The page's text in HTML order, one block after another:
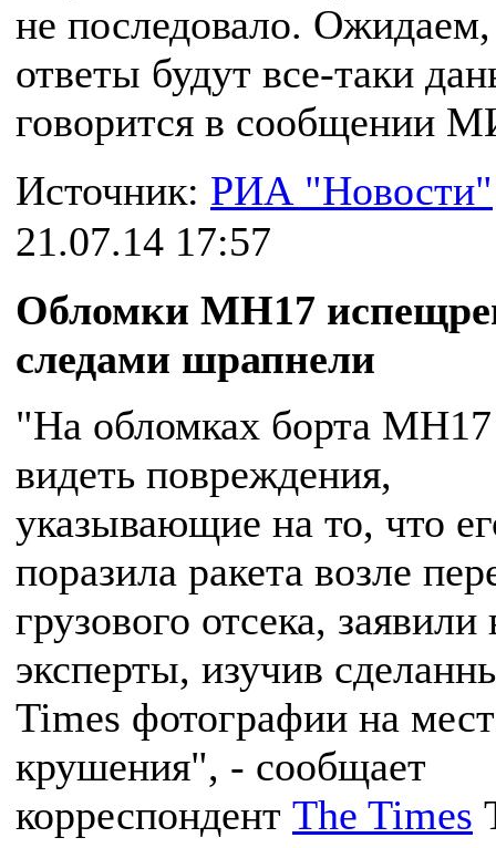
не последовало.
ответы будут все-таки
говорится в сообщении
Источник: РИА "Новости"
21.07.14 17:57
Обломки MH17
следами шрапнели
"На обломках борта
видеть повреждения,
указывающие на то, что
поразила ракета возле
грузового отсека, заявили
эксперты, изучив
Times фотографии на
крушения", - сообщает
корреспондент The Times